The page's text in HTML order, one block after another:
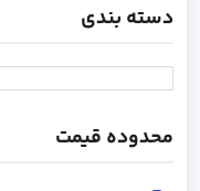
دسته بندی
محدوده قیمت